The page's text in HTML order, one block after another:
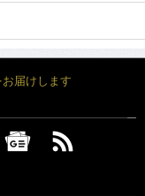
届けします